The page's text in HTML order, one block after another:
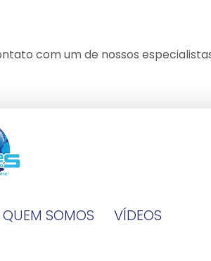
com um de nossos
QUEM SOMOS
VÍDEOS